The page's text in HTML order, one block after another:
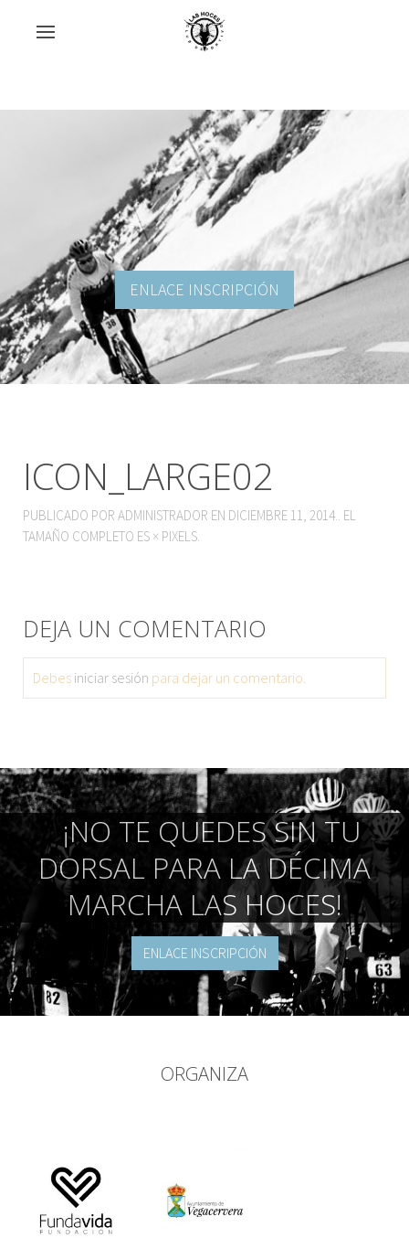
ENLACE INSCRIPCIÓN
ICON_LARGE02
PUBLICADO POR ADMINISTRADOR EN DICIEMBRE 11, 2014.. EL
TAMAÑO COMPLETO ES × PIXELS.
DEJA UN COMENTARIO
Debes iniciar sesión para dejar un comentario.
¡NO TE QUEDES SIN TU
DORSAL PARA LA DÉCIMA
MARCHA LAS HOCES!
ENLACE INSCRIPCIÓN
ORGANIZA